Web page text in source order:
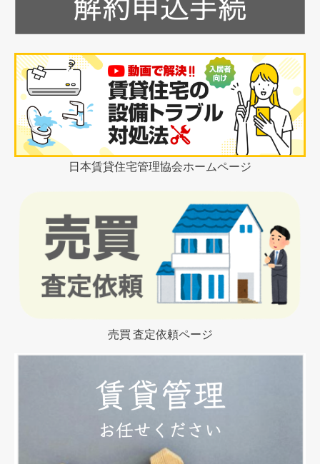
日本賃貸住宅管理協会ホームページ
売買 査定依頼ページ